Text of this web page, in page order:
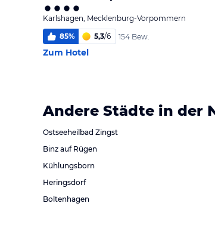
Karlshagen, Mecklenburg-Vorpommern
85% 5,3/6 154 Bew.
Zum Hotel
Andere Städte in der
Ostseeheilbad Zingst
Binz auf Rügen
Kühlungsborn
Heringsdorf
Boltenhagen